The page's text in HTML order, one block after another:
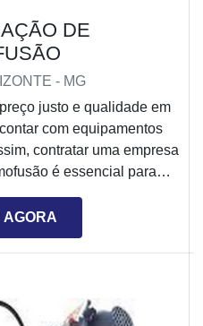
DE
- MG
justo e qualidade em
com equipamentos
contratar uma empresa
é essencial para
soldas de
tubos de PEAD e PP.
atividades, seja
outros. Por isso, é
AGORA